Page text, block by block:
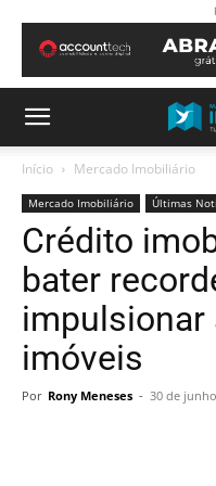
Início Mercado Imobiliário
Mercado Imobiliário Últimas
Crédito
bater
impulsionar
imóveis
Por Rony Meneses - 30 de